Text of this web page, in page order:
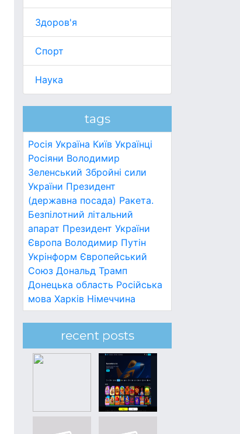
Здоров'я
Спорт
Наука
tags
Росія Україна Київ Українці
Росіяни Володимир
Зеленський Збройні сили
України Президент
(державна посада) Ракета.
Безпілотний літальний
апарат Президент України
Європа Володимир Путін
Укрінформ Європейський
Союз Дональд Трамп
Донецька область Російська
мова Харків Німеччина
recent posts